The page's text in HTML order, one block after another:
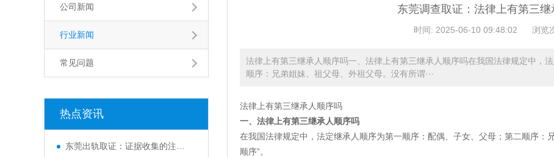
公司新闻
行业新闻
常见问题
热点资讯
东莞出轨取证：证据收集的注意事项是什么
东莞调查取证：法律上有第三
时间: 2025-06-10 09:48:02 浏览
法律上有第三继承人顺序吗一、法律上有第三继承人顺序吗在我国法律规定中，
顺序：兄弟姐妹、祖父母、外祖父母。没有所谓···
法律上有第三继承人顺序吗
一、法律上有第三继承人顺序吗
在我国法律规定中，法定继承人顺序为第一顺序：配偶、子女、父母；第二顺序：
顺序”。